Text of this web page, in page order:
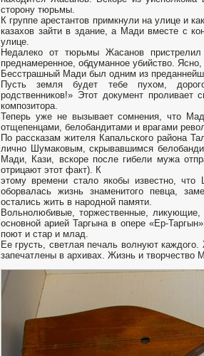
сторону тюрьмы.
К группе арестантов примкнули на улице и
казахов зайти в здание, а Мади вместе с
улице.
Недалеко от тюрьмы Жасанов
преднамеренное, обдуманное убийство.
Бесстрашный Мади был одним из
Пусть земля будет тебе пухом,
родственников!» Этот документ проливает
композитора.
Теперь уже не вызывает сомнения, что
отщепенцами, белобандитами и врагами
По рассказам жителя Капальского района
лично Шумаковым, скрывавшимся
Мади, Кази, вскоре после гибели мужа
отрицают этот факт). К
этому времени стало якобы известно,
оборвалась жизнь знаменитого певца,
остались жить в народной памяти.
Вольнолюбивые, торжественные,
основной арией Таргына в опере «Ер-
поют и стар и млад.
Ее грусть, светлая печаль волнуют
запечатлены в архивах. Жизнь и творчество